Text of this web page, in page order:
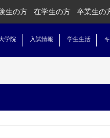
生の方 在学生の方 卒業生の
学院 入試情報 学生生活